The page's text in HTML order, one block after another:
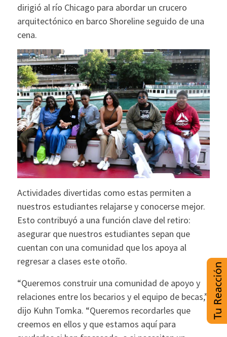
dirigió al río Chicago para abordar un crucero
arquitectónico en barco Shoreline seguido de una
cena.
Actividades divertidas como estas permiten a
nuestros estudiantes relajarse y conocerse mejor.
Esto contribuyó a una función clave del retiro:
asegurar que nuestros estudiantes sepan que
cuentan con una comunidad que los apoya al
regresar a clases este otoño.
“Queremos construir una comunidad de apoyo y
relaciones entre los becarios y el equipo de becas,”
dijo Kuhn Tomka. “Queremos recordarles que
creemos en ellos y que estamos aquí para